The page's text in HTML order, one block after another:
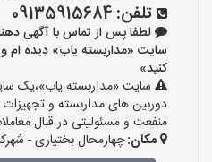
تلفن: 09135915684
لطفا پس از تماس با آگهی
کنید»
سایت «مداربسته یاب»،یک
دوربین های مداربسته و
منفعت و مسئولیتی در قبال
مکان:چهارمحال بختیاری -